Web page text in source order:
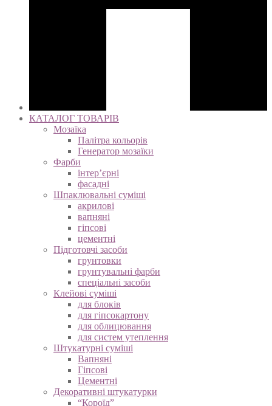
КАТАЛОГ ТОВАРІВ
Мозаїка
Палітра кольорів
Генератор мозаїки
Фарби
інтер’єрні
фасадні
Шпаклювальні суміші
акрилові
вапняні
гіпсові
цементні
Підготовчі засоби
грунтовки
грунтувальні фарби
спеціальні засоби
Клейові суміші
для блоків
для гіпсокартону
для облицювання
для систем утеплення
Штукатурні суміші
Вапняні
Гіпсові
Цементні
Декоративні штукатурки
“Короїд”